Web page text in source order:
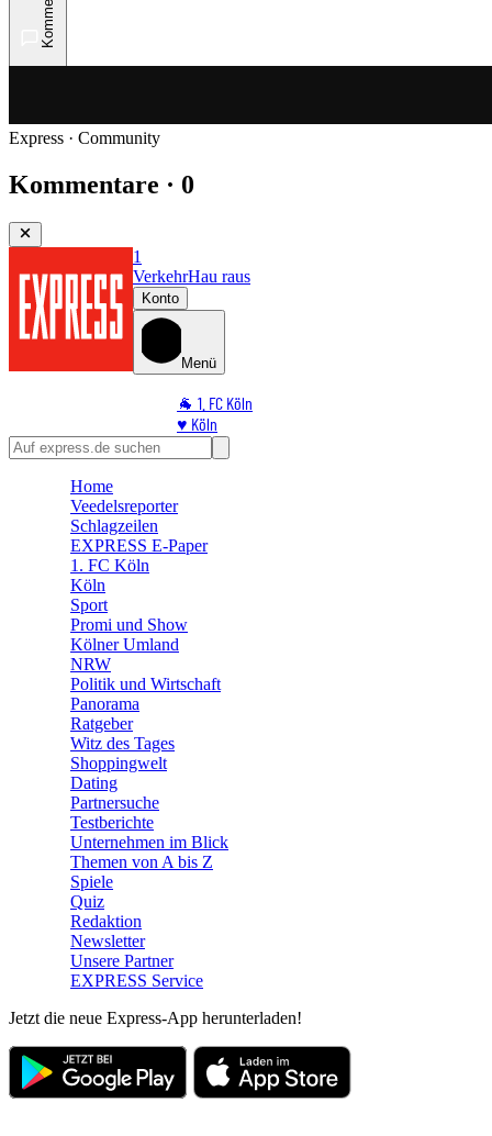
Express · Community
Kommentare · 0
1
VerkehrHau raus
Konto
Menü
🐐 1. FC Köln
♥️ Köln
⭐ Promi
🛒 Shoppingwelt
Home
Veedelsreporter
Schlagzeilen
EXPRESS E-Paper
1. FC Köln
Köln
Sport
Promi und Show
Kölner Umland
NRW
Politik und Wirtschaft
Panorama
Ratgeber
Witz des Tages
Shoppingwelt
Dating
Partnersuche
Testberichte
Unternehmen im Blick
Themen von A bis Z
Spiele
Quiz
Redaktion
Newsletter
Unsere Partner
EXPRESS Service
Jetzt die neue Express-App herunterladen!